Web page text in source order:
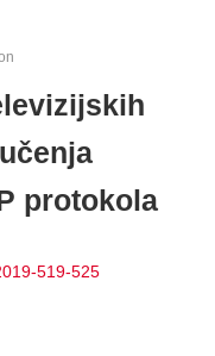
protokola
519-525